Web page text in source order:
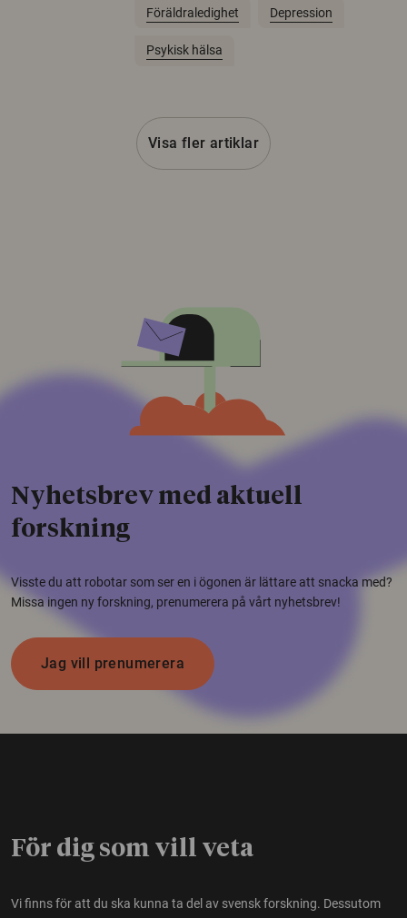
Föräldraledighet Depression
Psykisk hälsa
Visa fler artiklar
Nyhetsbrev med aktuell
forskning
Visste du att robotar som ser en i ögonen är lättare att snacka med?
Missa ingen ny forskning, prenumerera på vårt nyhetsbrev!
Jag vill prenumerera
För dig som vill veta
Vi finns för att du ska kunna ta del av svensk forskning. Dessutom